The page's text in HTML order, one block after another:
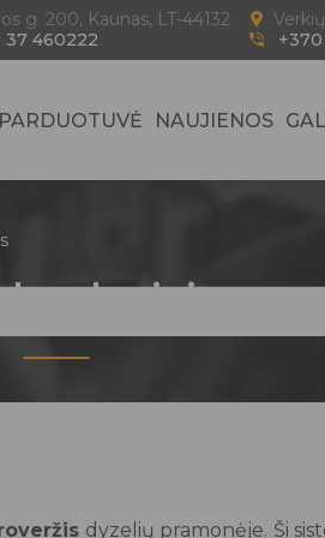
g. 200, Kaunas, LT-44132
37 460222
NAUJIENOS
keitimas
dyzelių pramonėje. Ši